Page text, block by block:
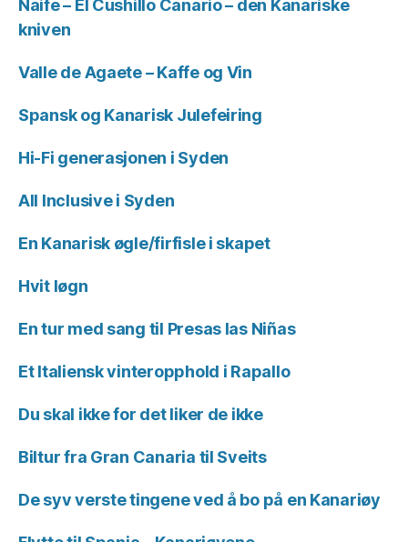
Naife – El Cushillo Canario – den Kanariske
kniven
Valle de Agaete – Kaffe og Vin
Spansk og Kanarisk Julefeiring
Hi-Fi generasjonen i Syden
All Inclusive i Syden
En Kanarisk øgle/firfisle i skapet
Hvit løgn
En tur med sang til Presas las Niñas
Et Italiensk vinteropphold i Rapallo
Du skal ikke for det liker de ikke
Biltur fra Gran Canaria til Sveits
De syv verste tingene ved å bo på en Kanariøy